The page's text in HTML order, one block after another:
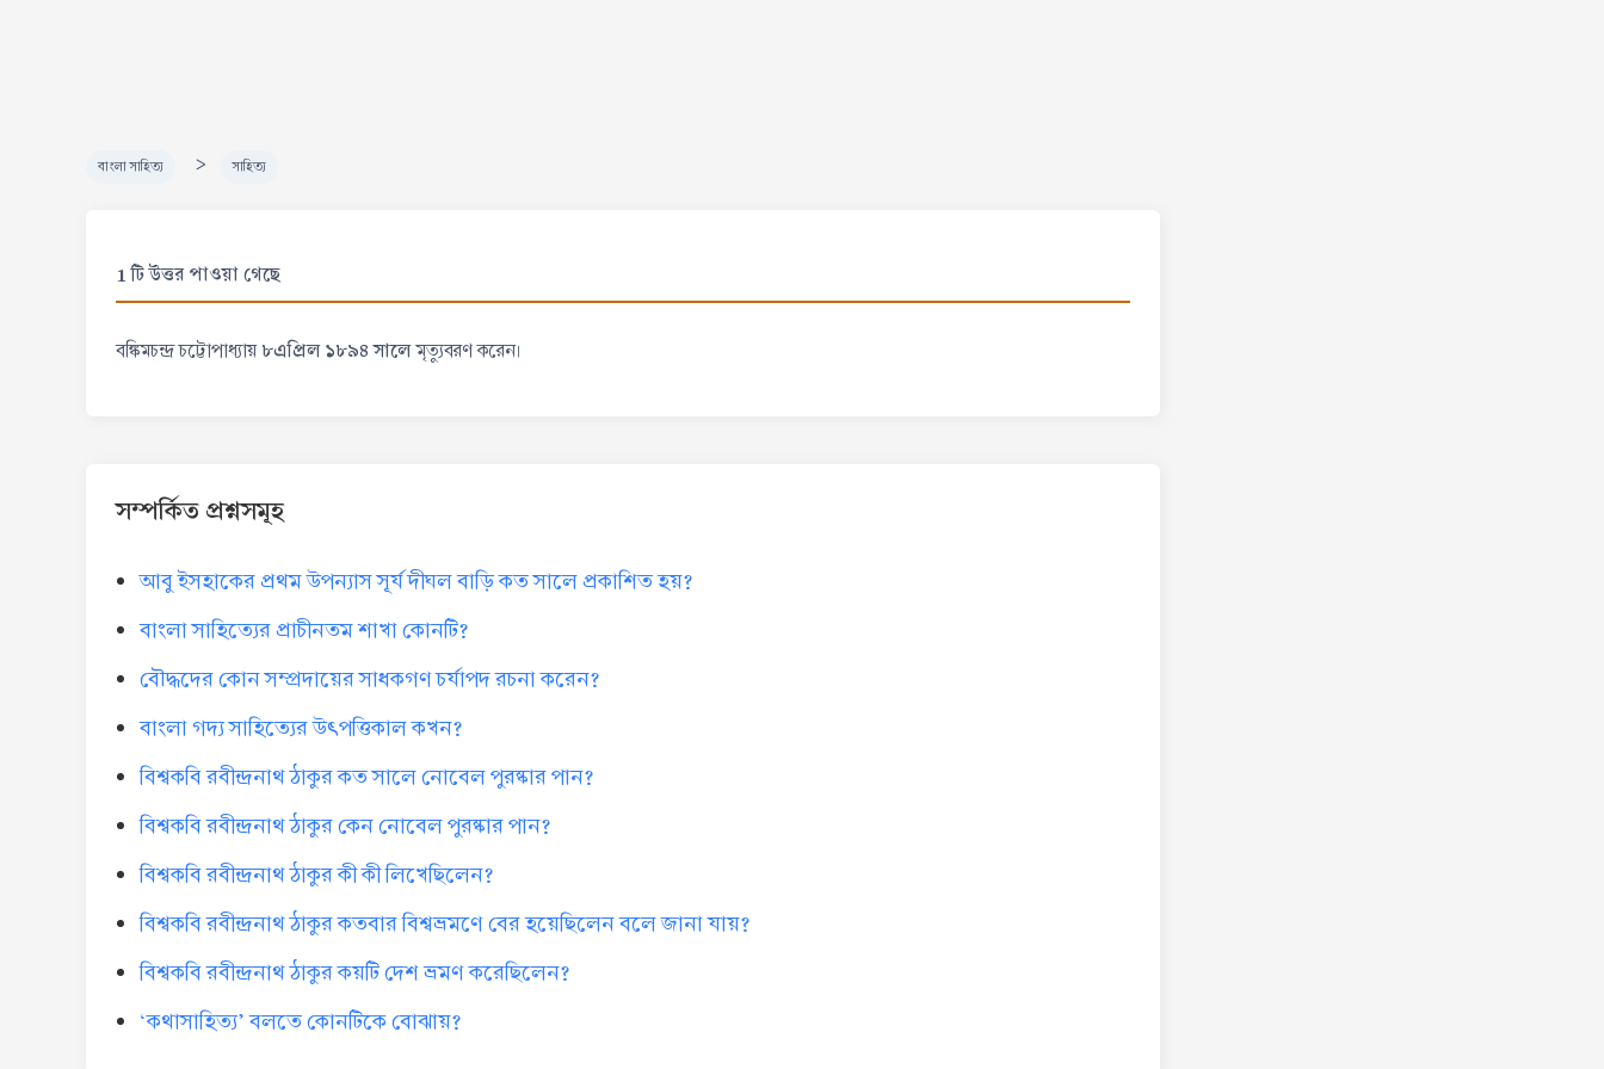
বাংলা সাহিত্য > সাহিত্য
1 টি উত্তর পাওয়া গেছে
বঙ্কিমচন্দ্র চট্টোপাধ্যায়৮এপ্রিল ১৮৯৪ সালেমৃত্যুবরণ করেন।
সম্পর্কিত প্রশ্নসমূহ
আবু ইসহাকের প্রথম উপন্যাস সূর্য দীঘল বাড়ি কত সালে প্রকাশিত হয়?
বাংলা সাহিত্যের প্রাচীনতম শাখা কোনটি?
বৌদ্ধদের কোন সম্প্রদায়ের সাধকগণ চর্যাপদ রচনা করেন?
বাংলা গদ্য সাহিত্যের উৎপত্তিকাল কখন?
বিশ্বকবি রবীন্দ্রনাথ ঠাকুর কত সালে নোবেল পুরষ্কার পান?
বিশ্বকবি রবীন্দ্রনাথ ঠাকুর কেন নোবেল পুরষ্কার পান?
বিশ্বকবি রবীন্দ্রনাথ ঠাকুর কী কী লিখেছিলেন?
বিশ্বকবি রবীন্দ্রনাথ ঠাকুর কতবার বিশ্বভ্রমণে বের হয়েছিলেন বলে জানা যায়?
বিশ্বকবি রবীন্দ্রনাথ ঠাকুর কয়টি দেশ ভ্রমণ করেছিলেন?
‘কথাসাহিত্য’ বলতে কোনটিকে বোঝায়?